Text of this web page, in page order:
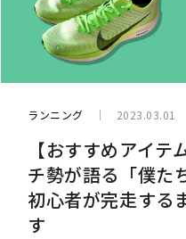
ランニング 2023.03.01
【おすすめアイ
チ勢が語る「僕た
初心者が完走する
す